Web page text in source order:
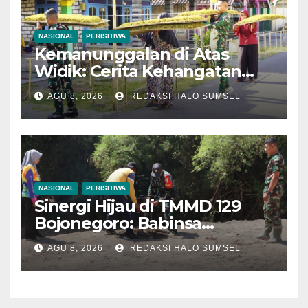
NASIONAL PERISITIWA
Kemanunggalan di Atas
Widik: Cerita Kehangatan
Satgas TMMD 129
Bojonegoro Bantu Olah
Tembakau Petani Kesongo
AGU 8, 2026 REDAKSI HALO SUMSEL
NASIONAL PERISITIWA
Sinergi Hijau di TMMD 129
Bojonegoro: Babinsa
Kesongo dan DLH
‘Keroyokan’ Buat Lubang
Tanam Pohon untuk Jaga
AGU 8, 2026 REDAKSI HALO SUMSEL